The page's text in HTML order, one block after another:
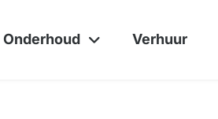
Onderhoud Verhuur